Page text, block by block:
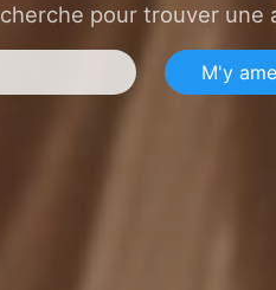
pour trouver une
M'y